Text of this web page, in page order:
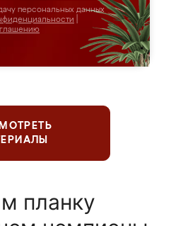
персональных данных
планку